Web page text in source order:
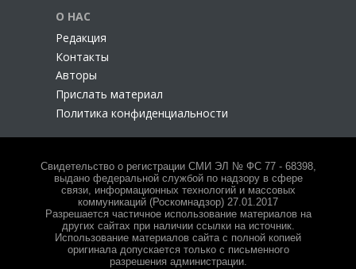
О НАС
Редакция
Контакты
Авторы
Прислать материал
Политика конфиденциальности
Свидетельство о регистрации СМИ ЭЛ № ФС 77 - 68398,
выдано федеральной службой по надзору в сфере
связи, информационных технологий и массовых
коммуникаций (Роскомнадзор) 27.01.2017
Разрешается частичное использование материалов на
других сайтах при наличии ссылки на источник.
Использование материалов сайта с полной копией
оригинала допускается только с письменного
разрешения администрации.